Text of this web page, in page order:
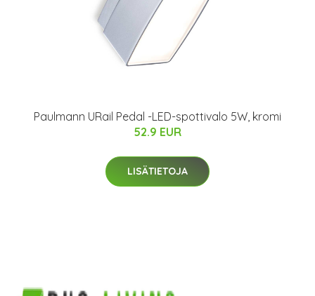
Paulmann URail Pedal -LED-spottivalo 5W, kromi
52.9 EUR
LISÄTIETOJA